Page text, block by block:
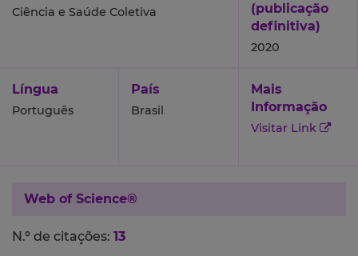
Ciência e Saúde Coletiva
(publicação
definitiva)
2020
Língua
Português
País
Brasil
Mais
Informação
Visitar Link
Web of Science®
N.º de citações: 13